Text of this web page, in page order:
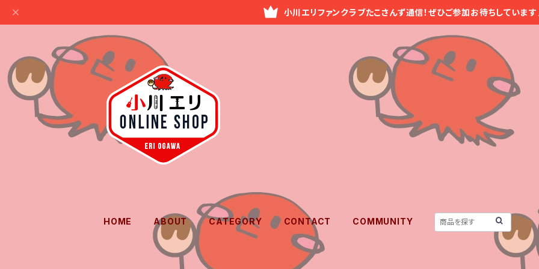
小川エリファンクラブたこさんず通信！ぜひご参加お待ちしていま
HOME ABOUT CATEGORY CONTACT COMMUNITY